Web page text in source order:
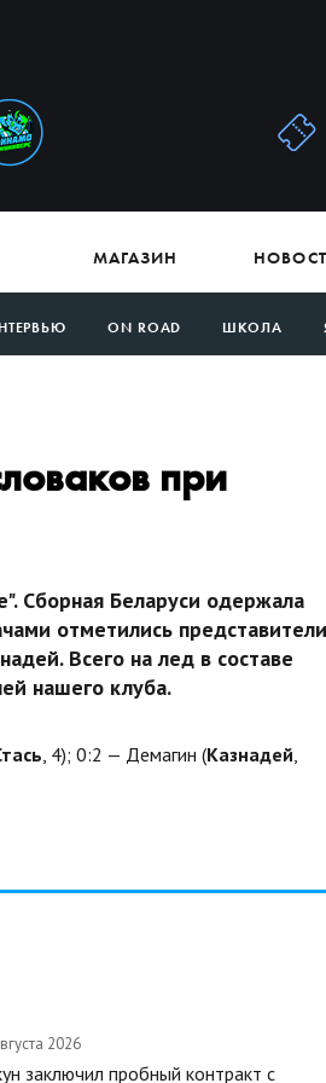
МАГАЗИН
ON ROAD ШКОЛА
при
Сборная Беларуси одержала
отметились представители
Всего на лед в составе
нашего клуба.
, 4); 0:2 — Демагин (Казнадей
2026
заключил пробный контракт с